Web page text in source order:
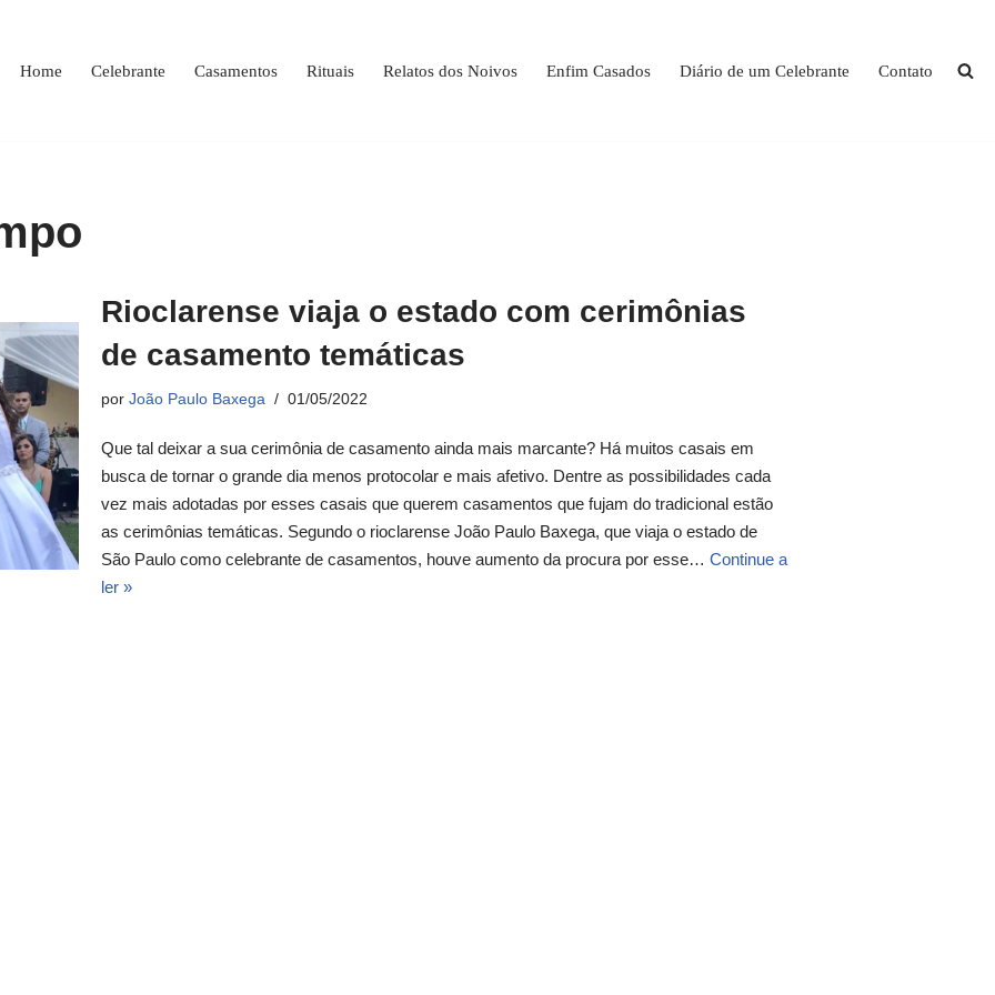
Home Celebrante Casamentos Rituais Relatos dos Noivos Enfim Casados Diário de um Celebrante Contato
Rioclarense viaja o estado com cerimônias
de casamento temáticas
porJoão Paulo Baxega 01/05/2022
Que tal deixar a sua cerimônia de casamento ainda mais marcante? Há muitos casais em
busca de tornar o grande dia menos protocolar e mais afetivo. Dentre as possibilidades cada
vez mais adotadas por esses casais que querem casamentos que fujam do tradicional estão
as cerimônias temáticas. Segundo o rioclarense João Paulo Baxega, que viaja o estado de
São Paulo como celebrante de casamentos, houve aumento da procura por esse…Continue a
ler »